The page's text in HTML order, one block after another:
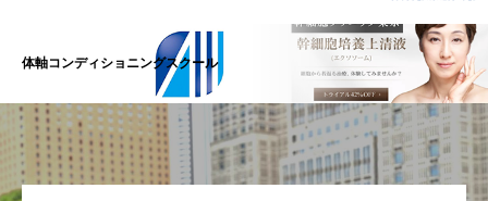
体軸コンディショニングスクール